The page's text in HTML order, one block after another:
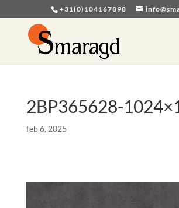
+31(0)104167898
2BP365628-
feb 6, 2025